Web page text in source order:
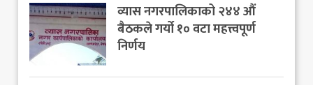
व्यास नगरपालिकाको २४४ औं
बैठकले गर्यो १० वटा महत्त्वपूर्ण
निर्णय